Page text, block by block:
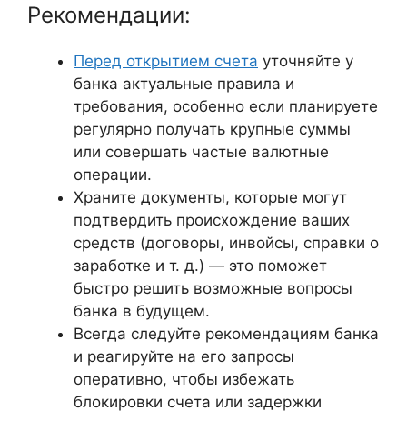
Рекомендации:
Перед открытием счета уточняйте у
банка актуальные правила и
требования, особенно если планируете
регулярно получать крупные суммы
или совершать частые валютные
операции.
Храните документы, которые могут
подтвердить происхождение ваших
средств (договоры, инвойсы, справки о
заработке и т. д.) — это поможет
быстро решить возможные вопросы
банка в будущем.
Всегда следуйте рекомендациям банка
и реагируйте на его запросы
оперативно, чтобы избежать
блокировки счета или задержки